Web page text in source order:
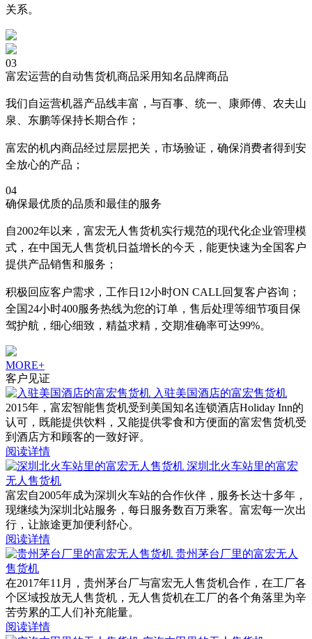
关系。
03
富宏运营的自动售货机商品采用知名品牌商品
我们自运营机器产品线丰富，与百事、统一、康师傅、农夫山
泉、东鹏等保持长期合作；
富宏的机内商品经过层层把关，市场验证，确保消费者得到安
全放心的产品；
04
确保最优质的品质和最佳的服务
自2002年以来，富宏无人售货机实行规范的现代化企业管理模
式，在中国无人售货机日益增长的今天，能更快速为全国客户
提供产品销售和服务；
积极回应客户需求，工作日12小时ON CALL回复客户咨询；
全国24小时400服务热线为您的订单，售后处理等细节项目保
驾护航，细心细致，精益求精，交期准确率可达99%。
MORE+
客户见证
入驻美国酒店的富宏售货机
2015年，富宏智能售货机受到美国知名连锁酒店Holiday Inn的
认可，既能提供饮料，又能提供零食和方便面的富宏售货机受
到酒店方和顾客的一致好评。
阅读详情
深圳北火车站里的富宏
无人售货机
富宏自2005年成为深圳火车站的合作伙伴，服务长达十多年，
现继续为深圳北站服务，每日服务数百万乘客。富宏每一次出
行，让旅途更加便利舒心。
阅读详情
贵州茅台厂里的富宏无人
售货机
在2017年11月，贵州茅台厂与富宏无人售货机合作，在工厂各
个区域投放无人售货机，无人售货机在工厂的各个角落里为辛
苦劳累的工人们补充能量。
阅读详情